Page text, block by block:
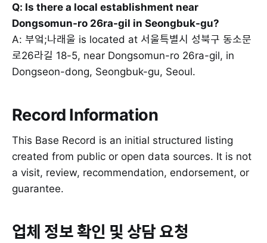
Q: Is there a local establishment near
Dongsomun-ro 26ra-gil in Seongbuk-gu?
A: 부엌;나래울 is located at 서울특별시 성북구 동소문
로26라길 18-5, near Dongsomun-ro 26ra-gil, in
Dongseon-dong, Seongbuk-gu, Seoul.
Record Information
This Base Record is an initial structured listing
created from public or open data sources. It is not
a visit, review, recommendation, endorsement, or
guarantee.
업체 정보 확인 및 상담 요청